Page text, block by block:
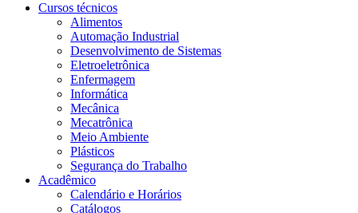
Cursos técnicos
Alimentos
Automação Industrial
Desenvolvimento de Sistemas
Eletroeletrônica
Enfermagem
Informática
Mecânica
Mecatrônica
Meio Ambiente
Plásticos
Segurança do Trabalho
Acadêmico
Calendário e Horários
Catálogos